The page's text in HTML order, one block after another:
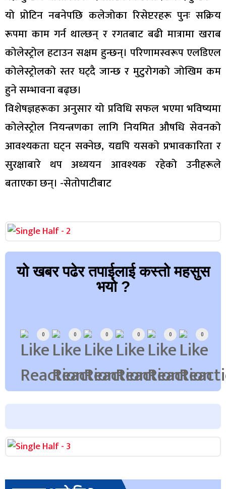
यो प्रोटिन नबनेपछि कलेजोका रिसेप्टरहरू पुनः सक्रिय
रूपमा काम गर्न थाल्छन् र रगतबाट बढी मात्रामा खराब
कोलेस्ट्रोल हटाउन सक्षम हुन्छन्। परिणामस्वरूप एलडिएल
कोलेस्ट्रोलको स्तर घट्दै जान्छ र मुटुरोगको जोखिम कम
हुने सम्भावना बढ्छ।
विशेषज्ञहरूका अनुसार यो प्रविधि सफल भएमा भविष्यमा
कोलेस्ट्रोल नियन्त्रणका लागि नियमित औषधि सेवनको
आवश्यकता घट्न सक्नेछ, यद्यपि यसको प्रभावकारिता र
सुरक्षाबारे थप अध्ययन आवश्यक रहेको उनीहरूले
बताएका छन्। -सेतोपाटीबाट
यो खबर पढेर तपाईलाई कस्तो महसुस
भयो ?
0 0 0 0 0 0